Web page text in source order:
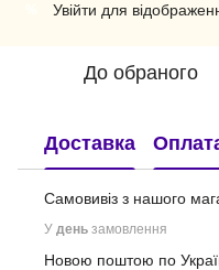
Увійти для
До обраного
Доставка
Самовивіз з нашого
У день замовлення
Новою поштою по